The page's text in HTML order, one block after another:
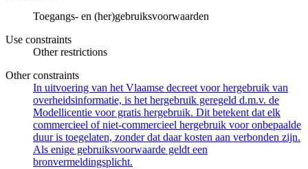
Toegangs- en (her)gebruiksvoorwaarden
Use constraints
Other restrictions
Other constraints
In uitvoering van het Vlaamse decreet voor hergebruik van
overheidsinformatie, is het hergebruik geregeld d.m.v. de
Modellicentie voor gratis hergebruik. Dit betekent dat elk
commercieel of niet-commercieel hergebruik voor onbepaalde
duur is toegelaten, zonder dat daar kosten aan verbonden zijn.
Als enige gebruiksvoorwaarde geldt een
bronvermeldingsplicht.